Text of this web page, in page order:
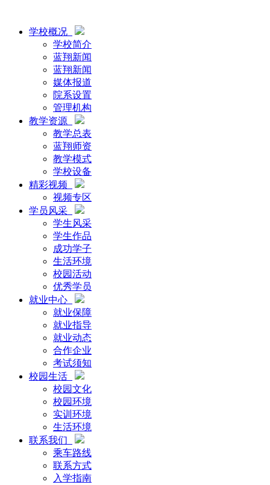
学校概况
学校简介
蓝翔新闻
蓝翔新闻
媒体报道
院系设置
管理机构
教学资源
教学总表
蓝翔师资
教学模式
学校设备
精彩视频
视频专区
学员风采
学生风采
学生作品
成功学子
生活环境
校园活动
优秀学员
就业中心
就业保障
就业指导
就业动态
合作企业
考试须知
校园生活
校园文化
校园环境
实训环境
生活环境
联系我们
乘车路线
联系方式
入学指南